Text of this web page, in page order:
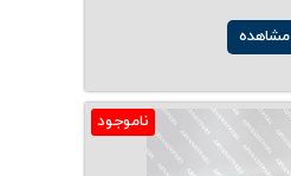
مشاهده
ناموجود